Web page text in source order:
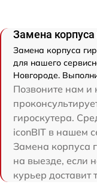
Замена корпуса
Замена корпуса
для нашего
Новгороде.
Позвоните нам и
гироскутера.
iconBIT в нашем
Замена корпуса
на выезде, если
курьер доставит